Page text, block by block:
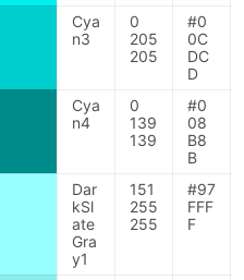
Cya
n3
0
205
205
#0
0C
DC
D
Cya
n4
0
139
139
#0
08
B8
B
Dar
kSl
ate
Gra
y1
151
255
255
#97
FFF
F